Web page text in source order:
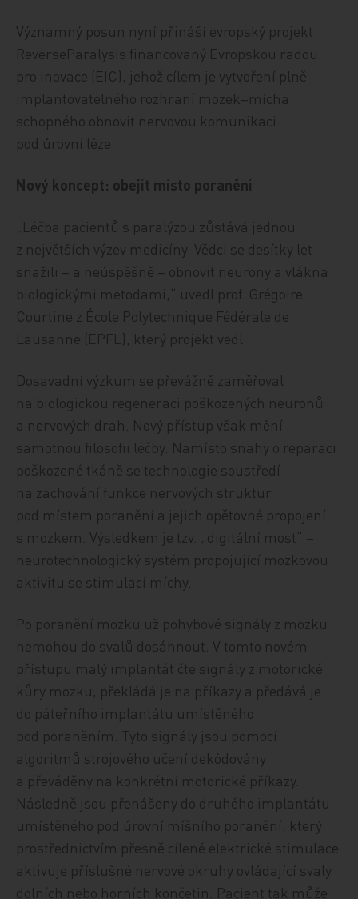
Významný posun nyní přináší evropský projekt
ReverseParalysis financovaný Evropskou radou
pro inovace (EIC), jehož cílem je vytvoření plně
implantovatelného rozhraní mozek–mícha
schopného obnovit nervovou komunikaci
pod úrovní léze.
Nový koncept: obejít místo poranění
„Léčba pacientů s paralýzou zůstává jednou
z největších výzev medicíny. Vědci se desítky let
snažili – a neúspěšně – obnovit neurony a vlákna
biologickými metodami,“ uvedl prof. Grégoire
Courtine z École Polytechnique Fédérale de
Lausanne (EPFL), který projekt vedl.
Dosavadní výzkum se převážně zaměřoval
na biologickou regeneraci poškozených neuronů
a nervových drah. Nový přístup však mění
samotnou filosofii léčby. Namísto snahy o reparaci
poškozené tkáně se technologie soustředí
na zachování funkce nervových struktur
pod místem poranění a jejich opětovné propojení
s mozkem. Výsledkem je tzv. „digitální most“ –
neurotechnologický systém propojující mozkovou
aktivitu se stimulací míchy.
Po poranění mozku už pohybové signály z mozku
nemohou do svalů dosáhnout. V tomto novém
přístupu malý implantát čte signály z motorické
kůry mozku, překládá je na příkazy a předává je
do páteřního implantátu umístěného
pod poraněním. Tyto signály jsou pomocí
algoritmů strojového učení dekódovány
a převáděny na konkrétní motorické příkazy.
Následně jsou přenášeny do druhého implantátu
umístěného pod úrovní míšního poranění, který
prostřednictvím přesně cílené elektrické stimulace
aktivuje příslušné nervové okruhy ovládající svaly
dolních nebo horních končetin. Pacient tak může